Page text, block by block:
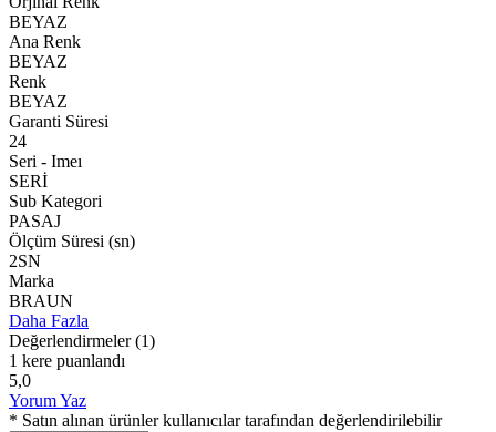
BEYAZ
Ana Renk
BEYAZ
Renk
BEYAZ
Garanti Süresi
24
Seri - Imeı
SERİ
Sub Kategori
PASAJ
Ölçüm Süresi (sn)
2SN
Marka
BRAUN
Daha Fazla
Değerlendirmeler (1)
1 kere puanlandı
5,0
Yorum Yaz
* Satın alınan ürünler kullanıcılar tarafından değerlendirilebilir